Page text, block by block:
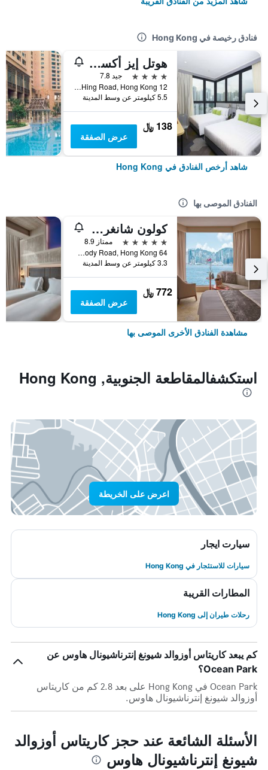
فنادق رخيصة في Hong Kong
هوتل إيز أكسيس تسين وان
4 نجوم
جيد 7.8
12 Ka Hing Road, Hong Kong, هونغ كونغ
5.5 كيلومتر عن وسط المدينة
138 ﷼
عرض الصفقة
شاهد أرخص الفنادق في Hong Kong
الفنادق الموصى بها
كولون شانغري- لا
5 نجوم
ممتاز 8.9
64 Mody Road, Hong Kong, هونغ كونغ
3.3 كيلومتر عن وسط المدينة
772 ﷼
عرض الصفقة
مشاهدة الفنادق الأخرى الموصى بها
استكشفالمقاطعة الجنوبية, Hong Kong
اعرض على الخريطة
سيارت ايجار
سيارات للاستئجار في Hong Kong
المطارات القريبة
رحلات طيران إلى Hong Kong
كم يبعد كاريتاس أوزوالد شيونغ إنترناشيونال هاوس عن
Ocean Park؟
Ocean Park في Hong Kong على بعد 2.8 كم من كاريتاس
أوزوالد شيونغ إنترناشيونال هاوس.
الأسئلة الشائعة عند حجز كاريتاس أوزوالد
شيونغ إنترناشيونال هاوس